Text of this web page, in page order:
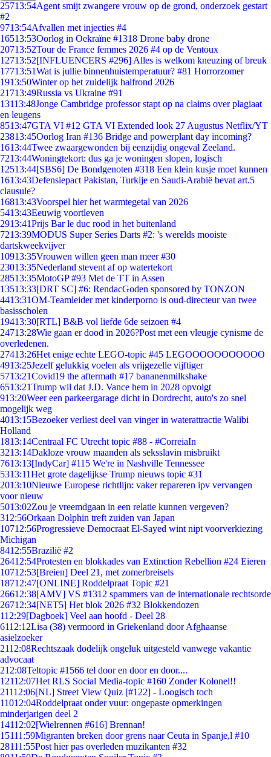
25713:54Agent smijt zwangere vrouw op de grond, onderzoek gestart
#2
9713:54Afvallen met injecties #4
16513:53Oorlog in Oekraïne #1318 Drone baby drone
20713:52Tour de France femmes 2026 #4 op de Ventoux
12713:52[INFLUENCERS #296] Alles is welkom kneuzing of breuk
17713:51Wat is jullie binnenhuistemperatuur? #81 Horrorzomer
1913:50Winter op het zuidelijk halfrond 2026
21713:49Russia vs Ukraine #91
13113:48Jonge Cambridge professor stapt op na claims over plagiaat
en leugens
8513:47GTA VI #12 GTA VI Extended look 27 Augustus Netflix/YT
23813:45Oorlog Iran #136 Bridge and powerplant day incoming?
1613:44Twee zwaargewonden bij eenzijdig ongeval Zeeland.
7213:44Woningtekort: dus ga je woningen slopen, logisch
12513:44[SBS6] De Bondgenoten #318 Een klein kusje moet kunnen
1613:43Defensiepact Pakistan, Turkije en Saudi-Arabië bevat art.5
clausule?
16813:43Voorspel hier het warmtegetal van 2026
5413:43Eeuwig voortleven
2913:41Prijs Bar le duc rood in het buitenland
7213:39MODUS Super Series Darts #2: 's werelds mooiste
dartskweekvijver
10913:35Vrouwen willen geen man meer #30
23013:35Nederland stevent af op watertekort
28513:35MotoGP #93 Met de TT in Assen
13513:33[DRT SC] #6: RendacGoden sponsored by TONZON
4413:31OM-Teamleider met kinderporno is oud-directeur van twee
basisscholen
19413:30[RTL] B&B vol liefde 6de seizoen #4
24713:28Wie gaan er dood in 2026?Post met een vleugje cynisme de
overledenen.
27413:26Het enige echte LEGO-topic #45 LEGOOOOOOOOOOO
4913:25Jezelf gelukkig voelen als vrijgezelle vijftiger
5713:21Covid19 the aftermath #17 bananenmilkshake
6513:21Trump wil dat J.D. Vance hem in 2028 opvolgt
913:20Weer een parkeergarage dicht in Dordrecht, auto's zo snel
mogelijk weg
4013:15Bezoeker verliest deel van vinger in waterattractie Walibi
Holland
1813:14Centraal FC Utrecht topic #88 - #CorreiaIn
3213:14Dakloze vrouw maanden als seksslavin misbruikt
7613:13[IndyCar] #115 We're in Nashville Tennessee
5313:11Het grote dagelijkse Trump nieuws topic #31
2013:10Nieuwe Europese richtlijn: vaker repareren ipv vervangen
voor nieuw
5013:02Zou je vreemdgaan in een relatie kunnen vergeven?
312:56Orkaan Dolphin treft zuiden van Japan
10712:56Progressieve Democraat El-Sayed wint nipt voorverkiezing
Michigan
8412:55Brazilië #2
26412:54Protesten en blokkades van Extinction Rebellion #24 Eieren
10712:53[Breien] Deel 21, met zomerbreisels
18712:47[ONLINE] Roddelpraat Topic #21
26612:38[AMV] VS #1312 spammers van de internationale rechtsorde
26712:34[NET5] Het blok 2026 #32 Blokkendozen
112:29[Dagboek] Veel aan hoofd - Deel 28
6112:12Lisa (38) vermoord in Griekenland door Afghaanse
asielzoeker
2112:08Rechtszaak dodelijk ongeluk uitgesteld vanwege vakantie
advocaat
212:08Teltopic #1566 tel door en door en door....
12112:07Het RLS Social Media-topic #160 Zonder Kolonel!!
21112:06[NL] Street View Quiz [#122] - Loogisch toch
11012:04Roddelpraat onder vuur: ongepaste opmerkingen
minderjarigen deel 2
14112:02[Wielrennen #616] Brennan!
15111:59Migranten breken door grens naar Ceuta in Spanje,l #10
28111:55Post hier pas overleden muzikanten #32